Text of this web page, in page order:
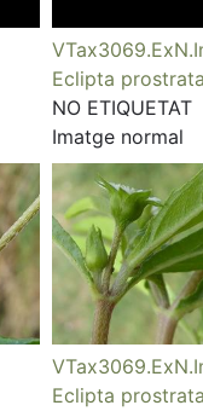
Eclipta prostrata
NO ETIQUETAT
Imatge normal
Eclipta prostrata